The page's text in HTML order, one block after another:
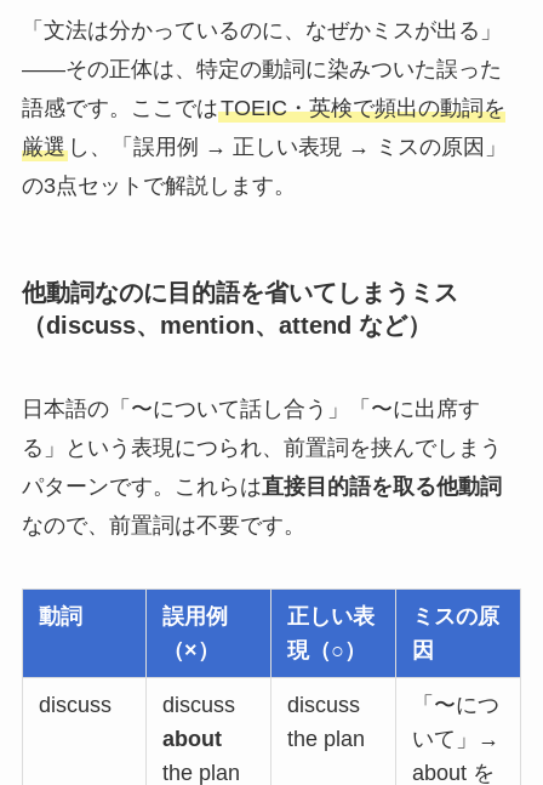
「文法は分かっているのに、なぜかミスが出る」
——その正体は、特定の動詞に染みついた誤った
語感です。ここではTOEIC・英検で頻出の動詞を
厳選し、「誤用例 → 正しい表現 → ミスの原因」
の3点セットで解説します。
他動詞なのに目的語を省いてしまうミス
（discuss、mention、attend など）
日本語の「〜について話し合う」「〜に出席す
る」という表現につられ、前置詞を挟んでしまう
パターンです。これらは直接目的語を取る他動詞
なので、前置詞は不要です。
動詞
誤用例
（×）
正しい表
現（○）
ミスの原
因
discuss
discuss
about
the plan
discuss
the plan
「〜につ
いて」→
about を